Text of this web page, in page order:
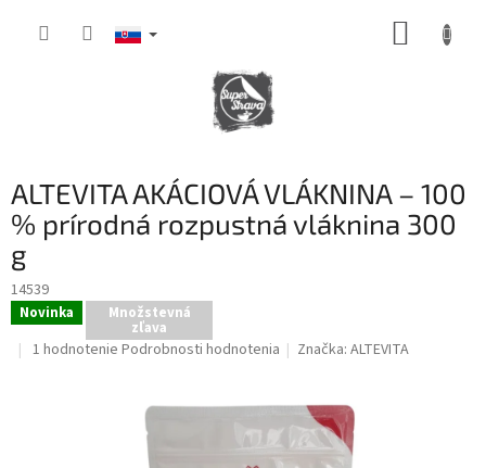
ALTEVITA AKÁCIOVÁ VLÁKNINA – 100
% prírodná rozpustná vláknina 300
g
14539
Novinka Množstevná
zľava
Priemerné
1 hodnotenie Podrobnosti hodnotenia Značka:ALTEVITA